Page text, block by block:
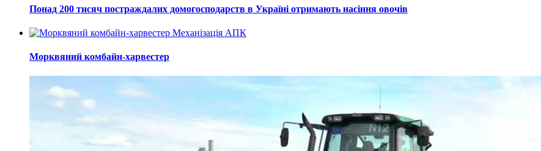
Понад 200 тисяч постраждалих домогосподарств в Україні отримають насіння овочів
Механізація АПК
Морквяний комбайн-харвестер